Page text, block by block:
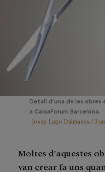
Detall d'una de les obres
a CaixaForum Barcelona.
Josep Lago Dalmases /
Moltes d’aquestes
van crear fa uns